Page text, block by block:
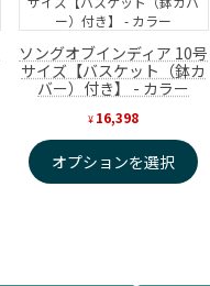
ソングオブインディア 10号
サイズ【バスケット（鉢カ
バー）付き】 - カラー
¥ 16,398
オプションを選択